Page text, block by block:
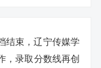
结束，辽宁传媒学
，录取分数线再创